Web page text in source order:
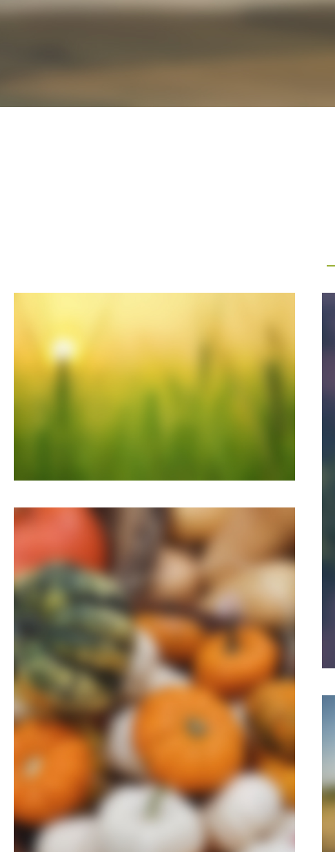
Eco & agriculture
Nulla quis lorem ut libero malesuada feugiat porttitor
accumsan